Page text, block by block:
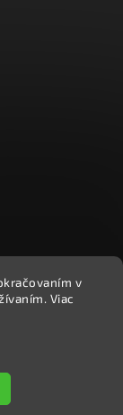
v
Viac
fenntartva.